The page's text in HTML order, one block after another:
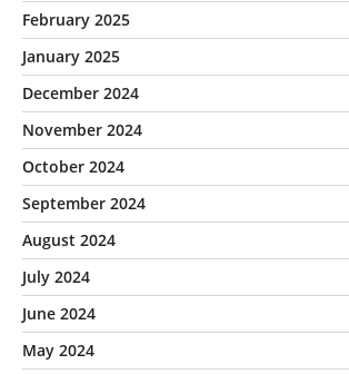
February 2025
January 2025
December 2024
November 2024
October 2024
September 2024
August 2024
July 2024
June 2024
May 2024